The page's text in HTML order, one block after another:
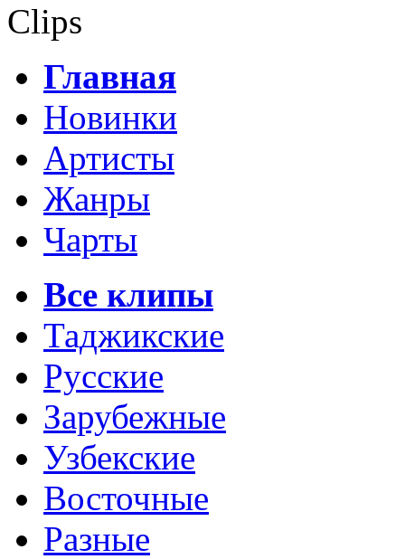
Clips
Главная
Новинки
Артисты
Жанры
Чарты
Все клипы
Таджикские
Русские
Зарубежные
Узбекские
Восточные
Разные